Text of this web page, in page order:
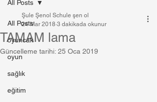
All Posts
oyuncak
oyun
sağlık
eğitim
All Posts
TAMAM lama
Şule Şenol Schule şen ol
24 Mar 2018 3 dakikada okunur
Güncelleme tarihi: 25 Oca 2019